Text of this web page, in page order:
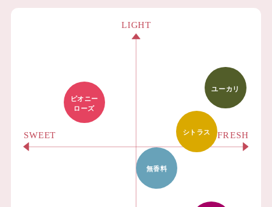
無香料
ユーカリ
シトラス
ピオニー
ローズ